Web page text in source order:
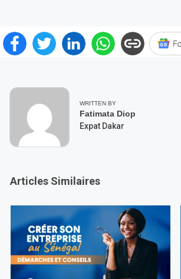
WRITTEN BY
Fatimata Diop
Expat Dakar
Articles Similaires